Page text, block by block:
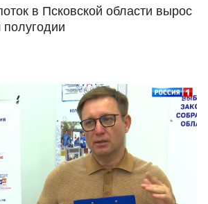
в Псковской области вырос